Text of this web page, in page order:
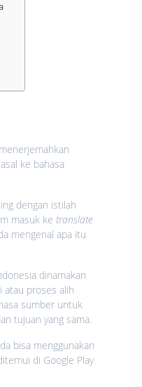
ke bahasa
dengan istilah
masuk ke translate
mengenal apa itu
dinamakan
atau proses alih
sumber untuk
tujuan yang sama.
bisa menggunakan
di Google Play